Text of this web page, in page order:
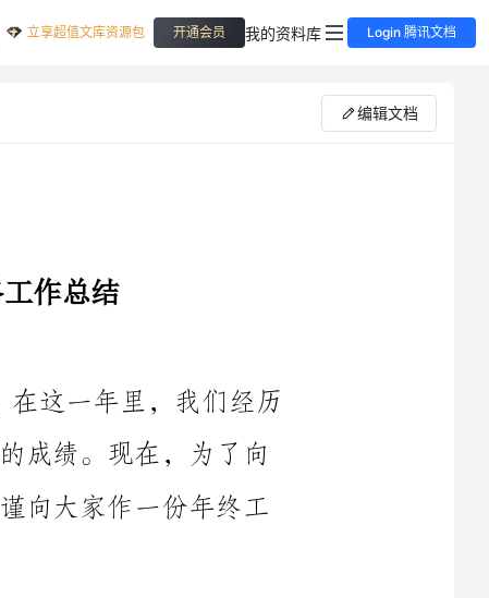
立享超值文库资源包 开通会员 我的资料库 Login 腾讯文档
编辑文档
领导和同事们汇报我们办公室的工作，我谨向大家作一份年终工